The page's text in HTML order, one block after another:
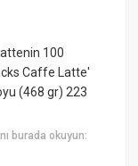
100
Caffe Latte'
(468 gr) 223
burada okuyun: